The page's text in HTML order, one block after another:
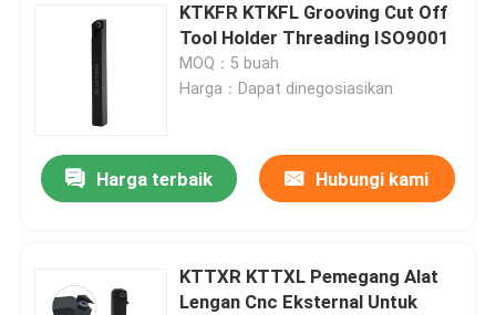
KTKFR KTKFL Grooving Cut Off
Tool Holder Threading ISO9001
MOQ：5 buah
Harga：Dapat dinegosiasikan
Harga terbaik Hubungi kami
KTTXR KTTXL Pemegang Alat
Lengan Cnc Eksternal Untuk